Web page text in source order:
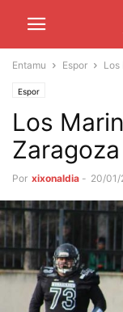
Entamu Espor Los
Espor
Los
Zaragoza
Por xixonaldia - 20/01/